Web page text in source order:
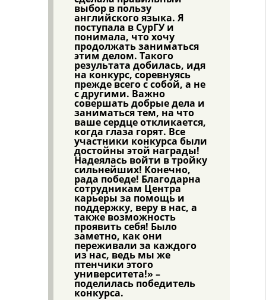
выбор в пользу
английского языка. Я
поступала в СурГУ и
понимала, что хочу
продолжать заниматься
этим делом. Такого
результата добилась, идя
на конкурс, соревнуясь
прежде всего с собой, а не
с другими. Важно
совершать добрые дела и
заниматься тем, на что
ваше сердце откликается,
когда глаза горят. Все
участники конкурса были
достойны этой награды!
Надеялась войти в тройку
сильнейших! Конечно,
рада победе! Благодарна
сотрудникам Центра
карьеры за помощь и
поддержку, веру в нас, а
также возможность
проявить себя! Было
заметно, как они
переживали за каждого
из нас, ведь мы же
птенчики этого
университета!» –
поделилась победитель
конкурса.